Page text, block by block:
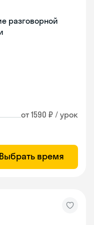
разговорной
от 1590 ₽ / урок
Выбрать время